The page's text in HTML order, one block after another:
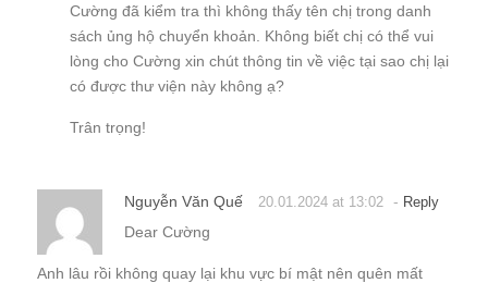
Cường đã kiểm tra thì không thấy tên chị trong danh
sách ủng hộ chuyển khoản. Không biết chị có thể vui
lòng cho Cường xin chút thông tin về việc tại sao chị lại
có được thư viện này không ạ?
Trân trọng!
Nguyễn Văn Quế 20.01.2024 at 13:02 - Reply
Dear Cường
Anh lâu rồi không quay lại khu vực bí mật nên quên mất